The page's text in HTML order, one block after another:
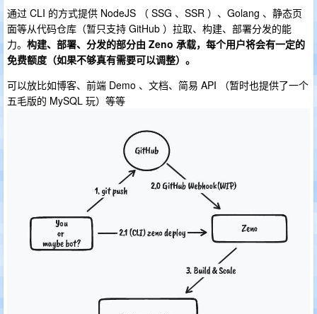
通过 CLI 的方式提供 NodeJS （ SSG 、SSR ）、Golang 、静态页
面等从代码仓库（暂只支持 GitHub ）拉取、构建、部署分发的能
力。 构建、部署、分发的部分由 Zeno 承载，每个用户将会有一定的
免费额度（如果不够真有需要可以调整）。
可以放比如博客、前端 Demo 、文档、简易 API （暂时也提供了一个
五毛版的 MySQL 玩）等等